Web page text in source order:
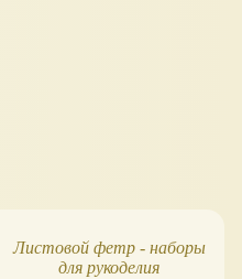
Листовой фетр - наборы
для рукоделия